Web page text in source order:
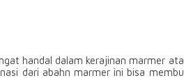
handal dalam kerajinan marmer
dari abahn marmer ini bisa